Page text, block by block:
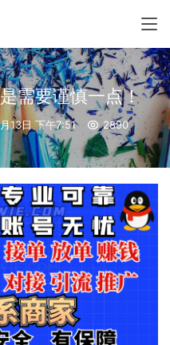
需要谨慎一点！
13日 下午7:51 2890